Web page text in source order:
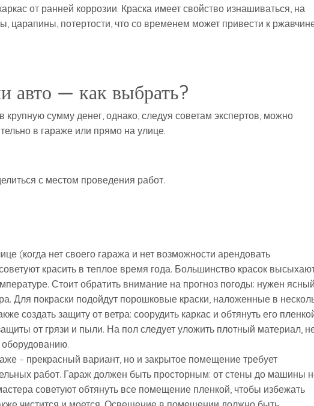
от ранней коррозии. Краска имеет свойство изнашиваться, на
царапины, потертости, что со временем может привести к
авто — как выбрать?
крупную сумму денег, однако, следуя советам экспертов, можно
в гараже или прямо на улице.
с местом проведения работ.
(когда нет своего гаража и нет возможности арендовать
красить в теплое время года. Большинство красок
Стоит обратить внимание на прогноз погоды: нужен
Для покраски подойдут порошковые краски, наложенные в
создать защиту от ветра: соорудить каркас и обтянуть его
от грязи и пыли. На пол следует уложить плотный материал,
– прекрасный вариант, но и закрытое помещение требует
работ. Гараж должен быть просторным: от стены до машины
советуют обтянуть все помещение пленкой, чтобы избежать